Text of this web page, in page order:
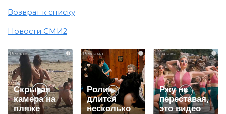
Возврат к списку
Новости СМИ2
i
Скрытая
камера на
пляже
i
Ролик
длится
несколько
i
Ржу не
переставая,
это видео